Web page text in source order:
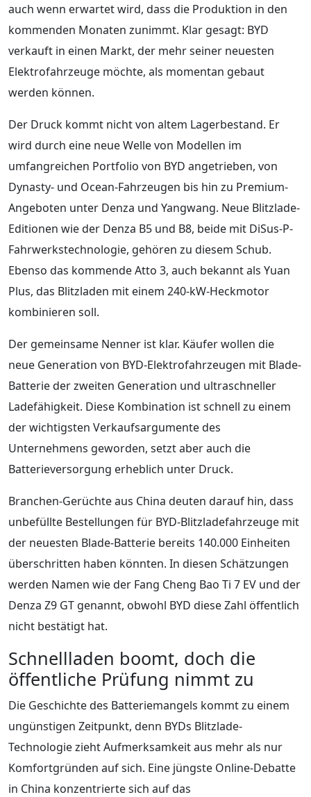
auch wenn erwartet wird, dass die Produktion in den
kommenden Monaten zunimmt. Klar gesagt: BYD
verkauft in einen Markt, der mehr seiner neuesten
Elektrofahrzeuge möchte, als momentan gebaut
werden können.
Der Druck kommt nicht von altem Lagerbestand. Er
wird durch eine neue Welle von Modellen im
umfangreichen Portfolio von BYD angetrieben, von
Dynasty- und Ocean-Fahrzeugen bis hin zu Premium-
Angeboten unter Denza und Yangwang. Neue Blitzlade-
Editionen wie der Denza B5 und B8, beide mit DiSus-P-
Fahrwerkstechnologie, gehören zu diesem Schub.
Ebenso das kommende Atto 3, auch bekannt als Yuan
Plus, das Blitzladen mit einem 240-kW-Heckmotor
kombinieren soll.
Der gemeinsame Nenner ist klar. Käufer wollen die
neue Generation von BYD-Elektrofahrzeugen mit Blade-
Batterie der zweiten Generation und ultraschneller
Ladefähigkeit. Diese Kombination ist schnell zu einem
der wichtigsten Verkaufsargumente des
Unternehmens geworden, setzt aber auch die
Batterieversorgung erheblich unter Druck.
Branchen-Gerüchte aus China deuten darauf hin, dass
unbefüllte Bestellungen für BYD-Blitzladefahrzeuge mit
der neuesten Blade-Batterie bereits 140.000 Einheiten
überschritten haben könnten. In diesen Schätzungen
werden Namen wie der Fang Cheng Bao Ti 7 EV und der
Denza Z9 GT genannt, obwohl BYD diese Zahl öffentlich
nicht bestätigt hat.
Schnellladen boomt, doch die
öffentliche Prüfung nimmt zu
Die Geschichte des Batteriemangels kommt zu einem
ungünstigen Zeitpunkt, denn BYDs Blitzlade-
Technologie zieht Aufmerksamkeit aus mehr als nur
Komfortgründen auf sich. Eine jüngste Online-Debatte
in China konzentrierte sich auf das